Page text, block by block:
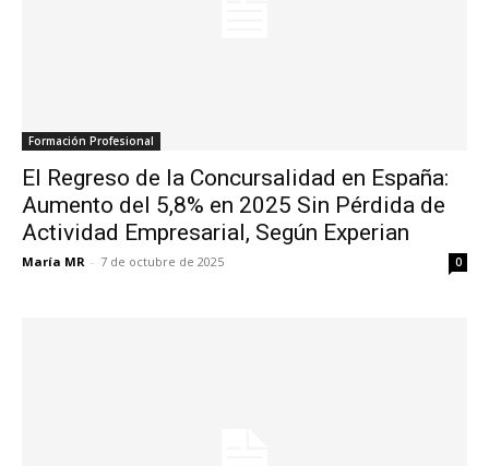
Formación Profesional
El Regreso de la Concursalidad en España:
Aumento del 5,8% en 2025 Sin Pérdida de
Actividad Empresarial, Según Experian
María MR - 7 de octubre de 2025 0